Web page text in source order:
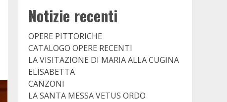
Notizie recenti
OPERE PITTORICHE
CATALOGO OPERE RECENTI
LA VISITAZIONE DI MARIA ALLA CUGINA
ELISABETTA
CANZONI
LA SANTA MESSA VETUS ORDO